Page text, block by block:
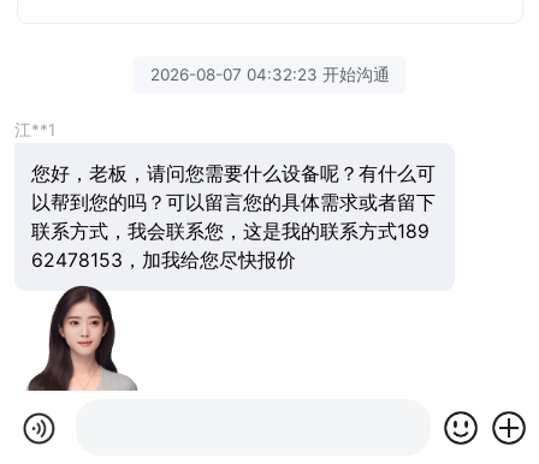
2026-08-07 04:32:23 开始沟通
江**1
您好，老板，请问您需要什么设备呢？有什么可
以帮到您的吗？可以留言您的具体需求或者留下
联系方式，我会联系您，这是我的联系方式189
62478153，加我给您尽快报价